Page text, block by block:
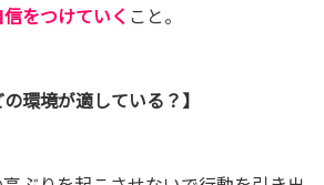
をつけていく こと。
環境が適している？】